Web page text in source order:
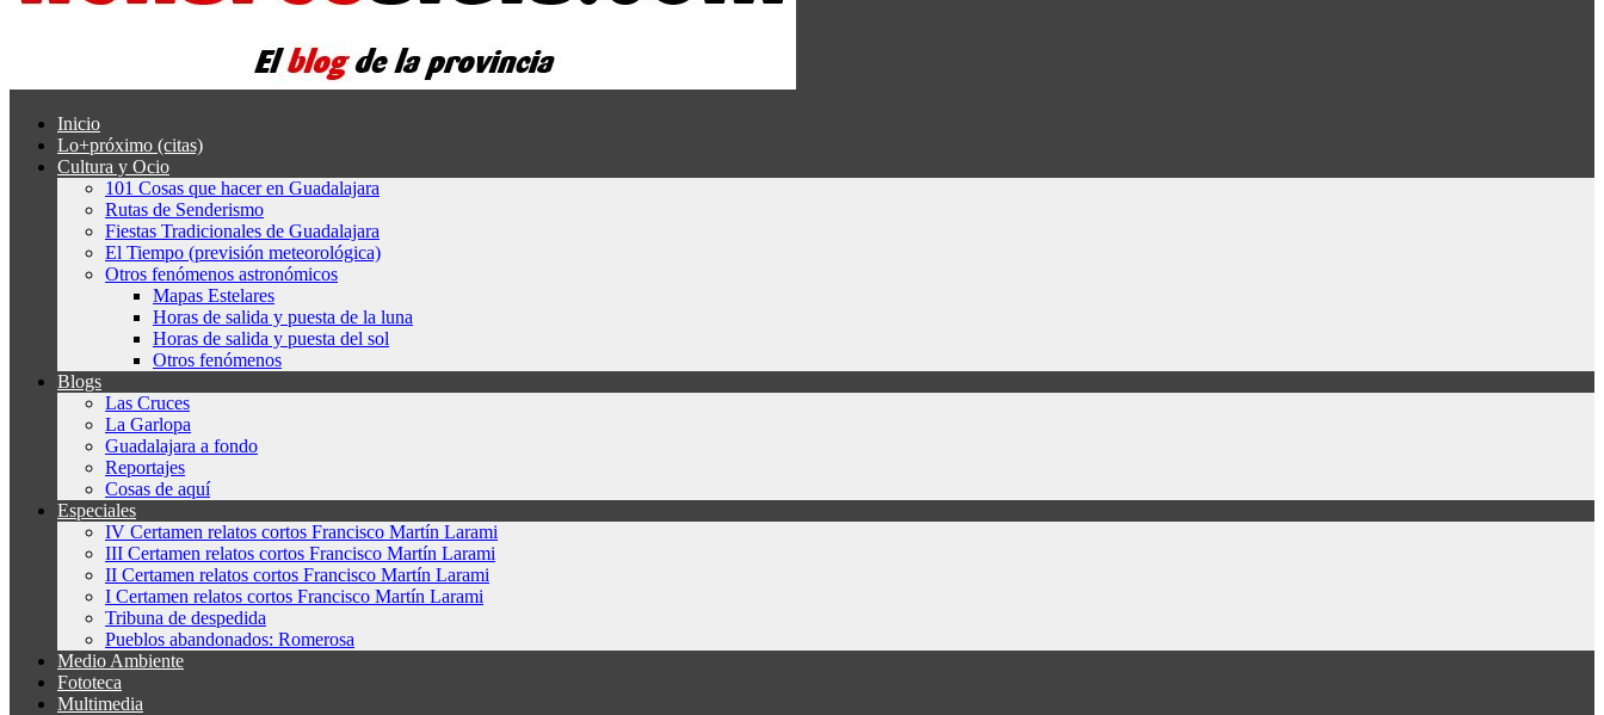
Inicio
Lo+próximo (citas)
Cultura y Ocio
101 Cosas que hacer en Guadalajara
Rutas de Senderismo
Fiestas Tradicionales de Guadalajara
El Tiempo (previsión meteorológica)
Otros fenómenos astronómicos
Mapas Estelares
Horas de salida y puesta de la luna
Horas de salida y puesta del sol
Otros fenómenos
Blogs
Las Cruces
La Garlopa
Guadalajara a fondo
Reportajes
Cosas de aquí
Especiales
IV Certamen relatos cortos Francisco Martín Larami
III Certamen relatos cortos Francisco Martín Larami
II Certamen relatos cortos Francisco Martín Larami
I Certamen relatos cortos Francisco Martín Larami
Tribuna de despedida
Pueblos abandonados: Romerosa
Medio Ambiente
Fototeca
Multimedia